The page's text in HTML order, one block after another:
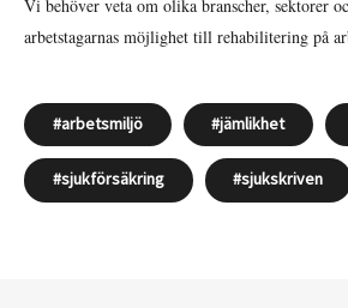
Vi behöver veta om olika branscher, sektorer
arbetstagarnas möjlighet till rehabilitering på
arbetsmiljö jämlikhet
sjukförsäkring sjukskriven